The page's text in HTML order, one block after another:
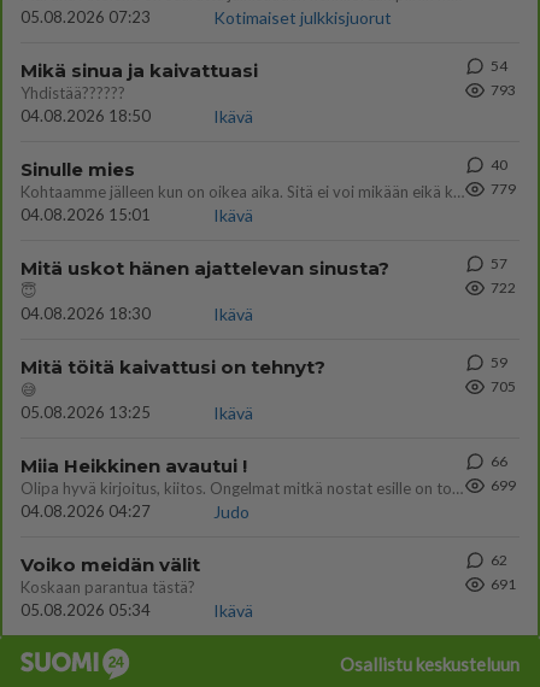
05.08.2026 07:23
Kotimaiset julkkisjuorut
Mikä sinua ja kaivattuasi
Yhdistää??????
04.08.2026 18:50
Ikävä
54
793
Sinulle mies
Kohtaamme jälleen kun on oikea aika. Sitä ei voi mikään eikä kukaan estää <3 <3
04.08.2026 15:01
Ikävä
40
779
Mitä uskot hänen ajattelevan sinusta?
😇
04.08.2026 18:30
Ikävä
57
722
Mitä töitä kaivattusi on tehnyt?
😅
05.08.2026 13:25
Ikävä
59
705
Miia Heikkinen avautui !
Olipa hyvä kirjoitus, kiitos. Ongelmat mitkä nostat esille on todellisia ja tämä ylimielisyys totta ja se näkyy kaikessa
04.08.2026 04:27
Judo
66
699
Voiko meidän välit
Koskaan parantua tästä?
05.08.2026 05:34
Ikävä
62
691
Osallistu keskusteluun